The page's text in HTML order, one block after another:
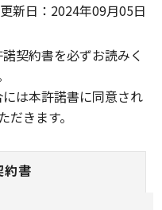
更新日：2024年09月05日
契約書を必ずお読みく
は本許諾書に同意され
だきます。
約書